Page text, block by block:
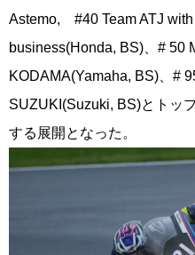
Astemo, #40 Team ATJ
business(Honda, BS)、# 50
KODAMA(Yamaha, BS)、#
SUZUKI(Suzuki, BS)とトッ
する展開となった。